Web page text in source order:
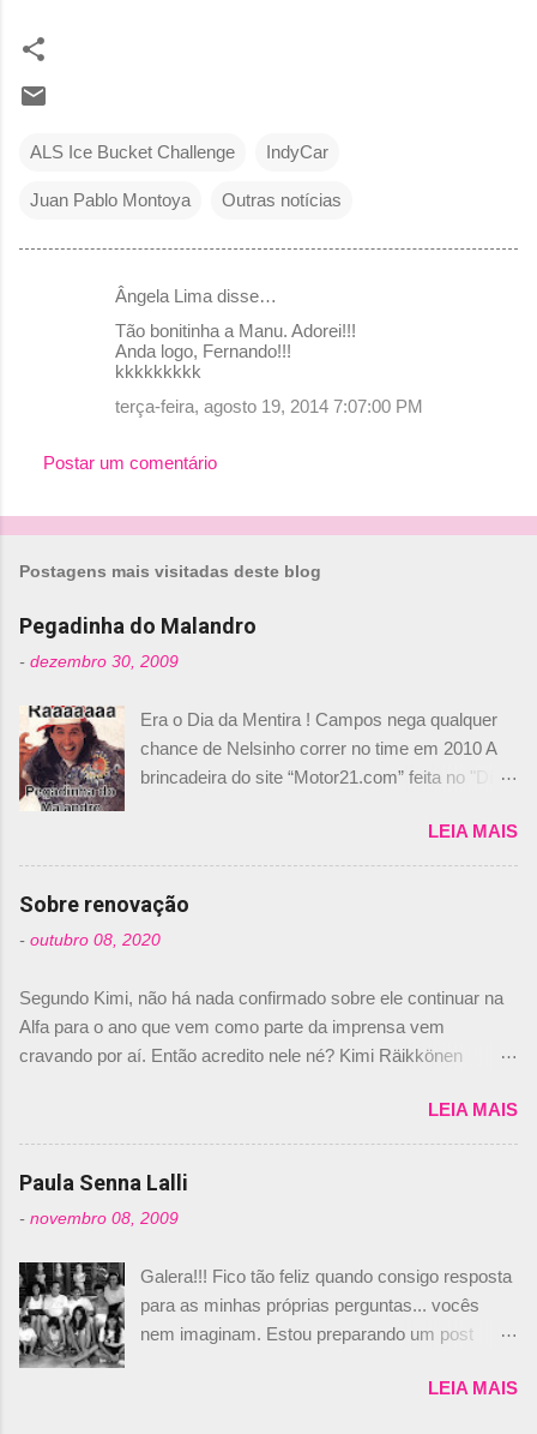
ALS Ice Bucket Challenge IndyCar
Juan Pablo Montoya Outras notícias
i
s
Ângela Lima disse…
Tão bonitinha a Manu. Adorei!!!
Anda logo, Fernando!!!
kkkkkkkkk
terça-feira, agosto 19, 2014 7:07:00 PM
Postar um comentário
Postagens mais visitadas deste blog
Pegadinha do Malandro
- dezembro 30, 2009
Era o Dia da Mentira ! Campos nega qualquer
chance de Nelsinho correr no time em 2010 A
brincadeira do site “Motor21.com” feita no "Día
de abril –, afirmando que Nelson Piquet havia
comprado 15% das ações da Campos, dando,
com isso, um lugar no time a Nelsinho Piquet,
foi esclarecida de uma vez por todas por
Daniele Audetto, diretor da escuderia. O
não será o companheiro de Bruno Senna em
2010. "Na verdade, nós recebemos uma oferta
de Piquet", admitiu Audetto. “Mas depois de ter
dois brasileiros”, explicou, dizendo ainda que
não tem nada contra o filho do tricampeão
Nelson Piquet. “Ele é um bom piloto, rápido e
experiente.” Audetto disse ainda que a suposta
não corresponde à realidade. “O suposto 15%
de investimento seria menor do que aquilo que
outros pilotos podem trazer: italianos, r...
LEIA MAIS
Sobre renovação
- outubro 08, 2020
Segundo Kimi, não há nada confirmado sobre ele continuar na
Alfa para o ano que vem como parte da imprensa vem
cravando por aí. Então acredito nele né? Kimi Räikkönen
truth but I’ve never had an option in my contract so that’s
should, pretty much, tell you that it’s not true." #Kimi7 #EifelGP
#AlfaRomeoRacing pic.twitter.com/77EDVn39Ia — Kimi
Romain falando sobre o fato do Iceman estar há tantos anos na
@RGrosjean ! #EifelGP 🇩🇪 #F1
pic.twitter.com/GSAu1LWnwW — Formula 1 (@F1) October 8,
2020 Beijinhos, Ludy
LEIA MAIS
Paula Senna Lalli
- novembro 08, 2009
Galera!!! Fico tão feliz quando consigo resposta
para as minhas próprias perguntas... vocês
nem imaginam. Estou preparando um post
nunca falei sobre ela, aqui no Octeto. No meio
LEIA MAIS